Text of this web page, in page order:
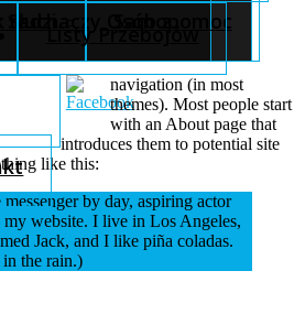
Samopomoc
Listy Przebojów
navigation (in most
themes). Most people start
with an About page that
introduces them to potential site
like this:
by day, aspiring actor
website. I live in Los Angeles,
Jack, and I like piña coladas.
the rain.)